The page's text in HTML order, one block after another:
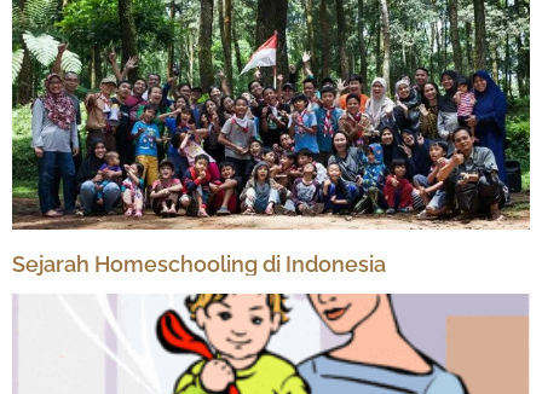
Sejarah Homeschooling di Indonesia